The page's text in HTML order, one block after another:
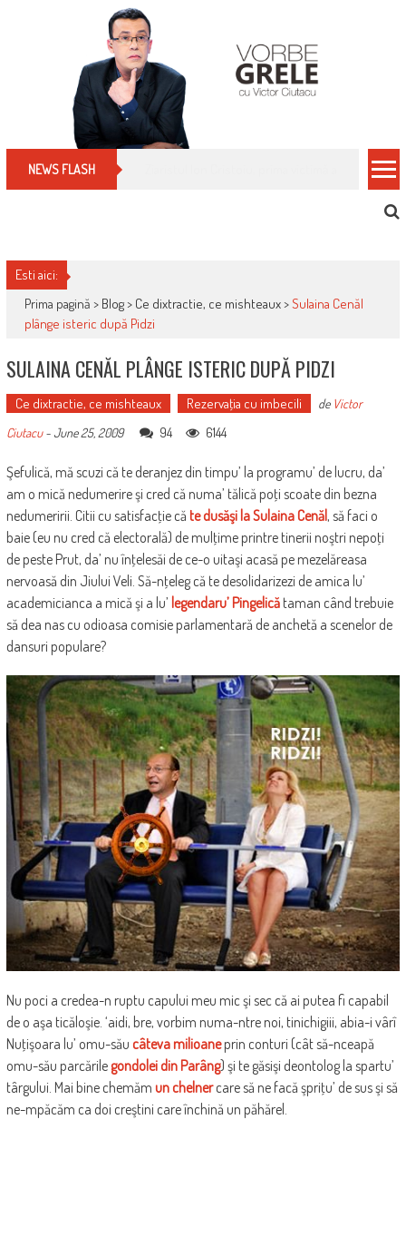
NEWS FLASH Cum îți schimbi, rapid, gratuit și eficient,
Esti aici:
Prima pagină > Blog> Ce dixtractie, ce mishteaux>Sulaina Cenăl
plânge isteric după Pidzi
SULAINA CENĂL PLÂNGE ISTERIC DUPĂ PIDZI
Ce dixtractie, ce mishteaux Rezervaţia cu imbecili de Victor
Ciutacu-June 25, 2009 94 6144
Şefulică, mă scuzi că te deranjez din timpu’ la programu’ de lucru, da’
am o mică nedumerire şi cred că numa’ tălică poţi scoate din bezna
nedumeririi. Citii cu satisfacţie că te dusăşi la Sulaina Cenăl, să faci o
baie (eu nu cred că electorală) de mulţime printre tinerii noştri nepoţi
de peste Prut, da’ nu înţelesăi de ce-o uitaşi acasă pe mezelăreasa
nervoasă din Jiului Veli. Să-nţeleg că te desolidarizezi de amica lu’
academicianca a mică şi a lu’ legendaru’ Pingelicătaman când trebuie
să dea nas cu odioasa comisie parlamentară de anchetă a scenelor de
dansuri populare?
Nu poci a credea-n ruptu capului meu mic şi sec că ai putea fi capabil
de o aşa ticăloşie. ‘aidi, bre, vorbim numa-ntre noi, tinichigiii, abia-i vârî
Nuţişoara lu’ omu-său câteva milioaneprin conturi (cât să-nceapă
omu-său parcările gondolei din Parâng) şi te găsişi deontolog la spartu’
târgului. Mai bine chemăm un chelnercare să ne facă şpriţu’ de sus şi să
ne-mpăcăm ca doi creştini care închină un păhărel.